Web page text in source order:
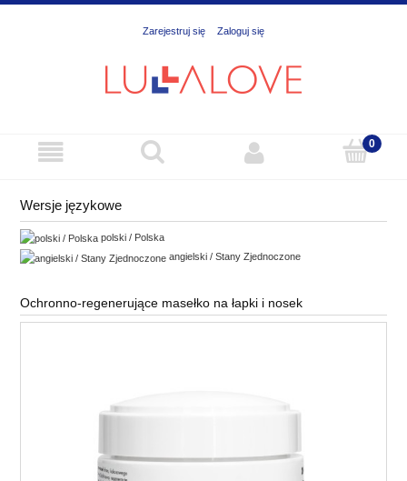
Zarejestruj się Zaloguj się
Wersje językowe
polski / Polska
angielski / Stany Zjednoczone
Ochronno-regenerujące masełko na łapki i nosek